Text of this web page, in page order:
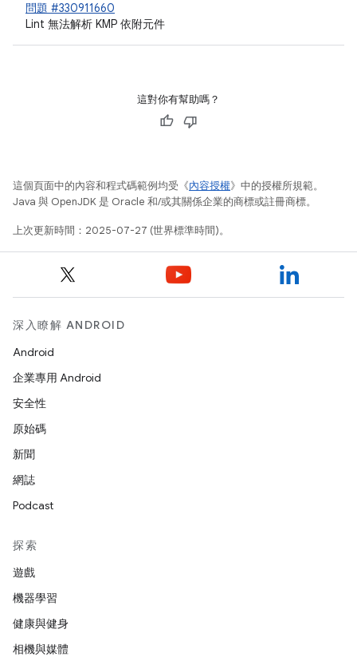
問題 #330911660
Lint 無法解析 KMP 依附元件
這對你有幫助嗎？
這個頁面中的內容和程式碼範例均受《內容授權》中的授權所規範。
Java 與 OpenJDK 是 Oracle 和/或其關係企業的商標或註冊商標。
上次更新時間：2025-07-27 (世界標準時間)。
深入瞭解 ANDROID
Android
企業專用 Android
安全性
原始碼
新聞
網誌
Podcast
探索
遊戲
機器學習
健康與健身
相機與媒體